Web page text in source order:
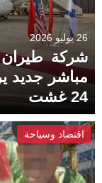
26 يوليو 2026
شركة
مباشر جديد
24 غشت
اقتصاد وسياحة